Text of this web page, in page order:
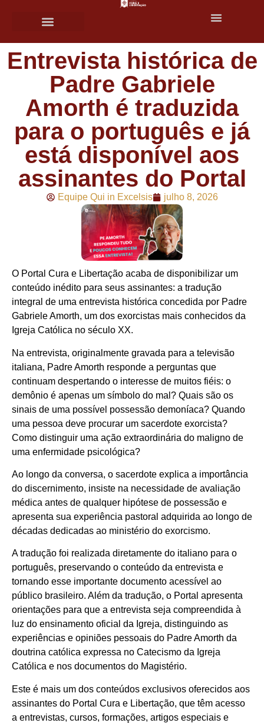
Entrevista histórica de
Padre Gabriele
Amorth é traduzida
para o português e já
está disponível aos
assinantes do Portal
Equipe Qui in Excelsis julho 8, 2026
O Portal Cura e Libertação acaba de disponibilizar um
conteúdo inédito para seus assinantes: a tradução
integral de uma entrevista histórica concedida por Padre
Gabriele Amorth, um dos exorcistas mais conhecidos da
Igreja Católica no século XX.
Na entrevista, originalmente gravada para a televisão
italiana, Padre Amorth responde a perguntas que
continuam despertando o interesse de muitos fiéis: o
demônio é apenas um símbolo do mal? Quais são os
sinais de uma possível possessão demoníaca? Quando
uma pessoa deve procurar um sacerdote exorcista?
Como distinguir uma ação extraordinária do maligno de
uma enfermidade psicológica?
Ao longo da conversa, o sacerdote explica a importância
do discernimento, insiste na necessidade de avaliação
médica antes de qualquer hipótese de possessão e
apresenta sua experiência pastoral adquirida ao longo de
décadas dedicadas ao ministério do exorcismo.
A tradução foi realizada diretamente do italiano para o
português, preservando o conteúdo da entrevista e
tornando esse importante documento acessível ao
público brasileiro. Além da tradução, o Portal apresenta
orientações para que a entrevista seja compreendida à
luz do ensinamento oficial da Igreja, distinguindo as
experiências e opiniões pessoais do Padre Amorth da
doutrina católica expressa no Catecismo da Igreja
Católica e nos documentos do Magistério.
Este é mais um dos conteúdos exclusivos oferecidos aos
assinantes do Portal Cura e Libertação, que têm acesso
a entrevistas, cursos, formações, artigos especiais e